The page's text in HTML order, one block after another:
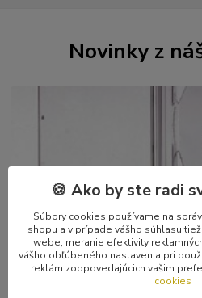
Novinky z
29.04 .2026
Kvalitné CD a kazetové
Zberatelia sú zaťažení na kvalitné
obľúbenú muziku v doškriabanom či
🍪 Ako by ste radi
Súbory cookies používame na
shopu a v prípade vášho súhlasu
webe, meranie efektivity
vášho obľúbeného nastavenia pri
reklám zodpovedajúcich vašim
cookies